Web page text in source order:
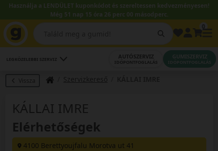
Használja a LENDÜLET kuponkódot és szereltessen kedvezményesen!
Még 51 nap 15 óra 25 perc 59 másodperc.
LEGKÖZELEBBI SZERVIZ AUTÓSZERVIZ
IDŐPONTFOGLALÁS
GUMISZERVIZ
IDŐPONTFOGLALÁS
Vissza Szervizkereső
KÁLLAI IMRE
Elérhetőségek
4100 Berettyoujfalu Morotva ut 41